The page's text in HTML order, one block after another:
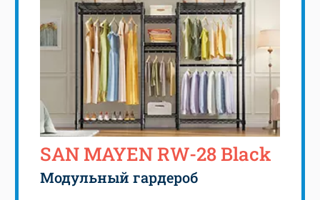
SAN MAYEN RW-28 Black
Модульный гардероб